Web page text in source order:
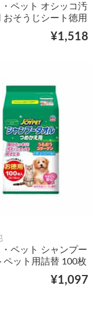
ペット オシッコ汚
おそうじシート徳用
¥1,518
ペット シャンプー
ペット用詰替 100枚
¥1,097